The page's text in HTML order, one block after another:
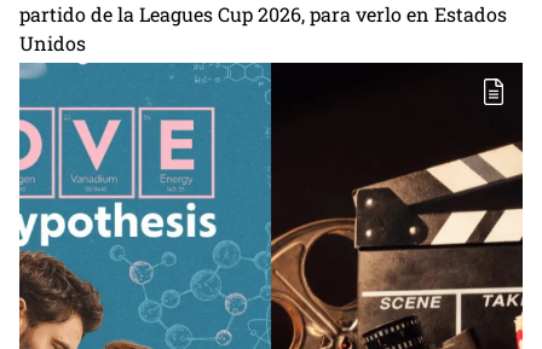
partido de la Leagues Cup 2026, para verlo en Estados
Unidos